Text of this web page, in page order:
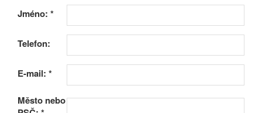
Jméno: *
Telefon:
E-mail: *
Město nebo